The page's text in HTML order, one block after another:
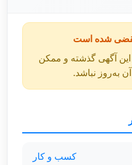
شده است
این آگهی گذشته و ممکن
به‌روز نباشد.
کسب و کار